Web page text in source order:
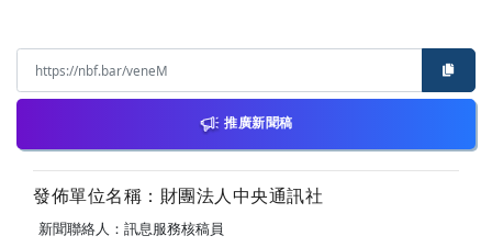
推廣新聞稿
發佈單位名稱：財團法人中央通訊社
新聞聯絡人：訊息服務核稿員